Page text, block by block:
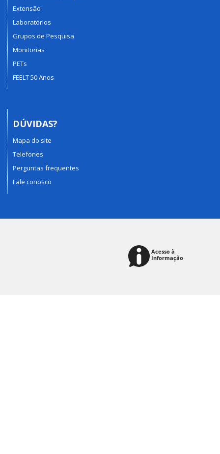
Extensão
Laboratórios
Grupos de Pesquisa
Monitorias
PETs
FEELT 50 Anos
DÚVIDAS?
Mapa do site
Telefones
Perguntas frequentes
Fale conosco